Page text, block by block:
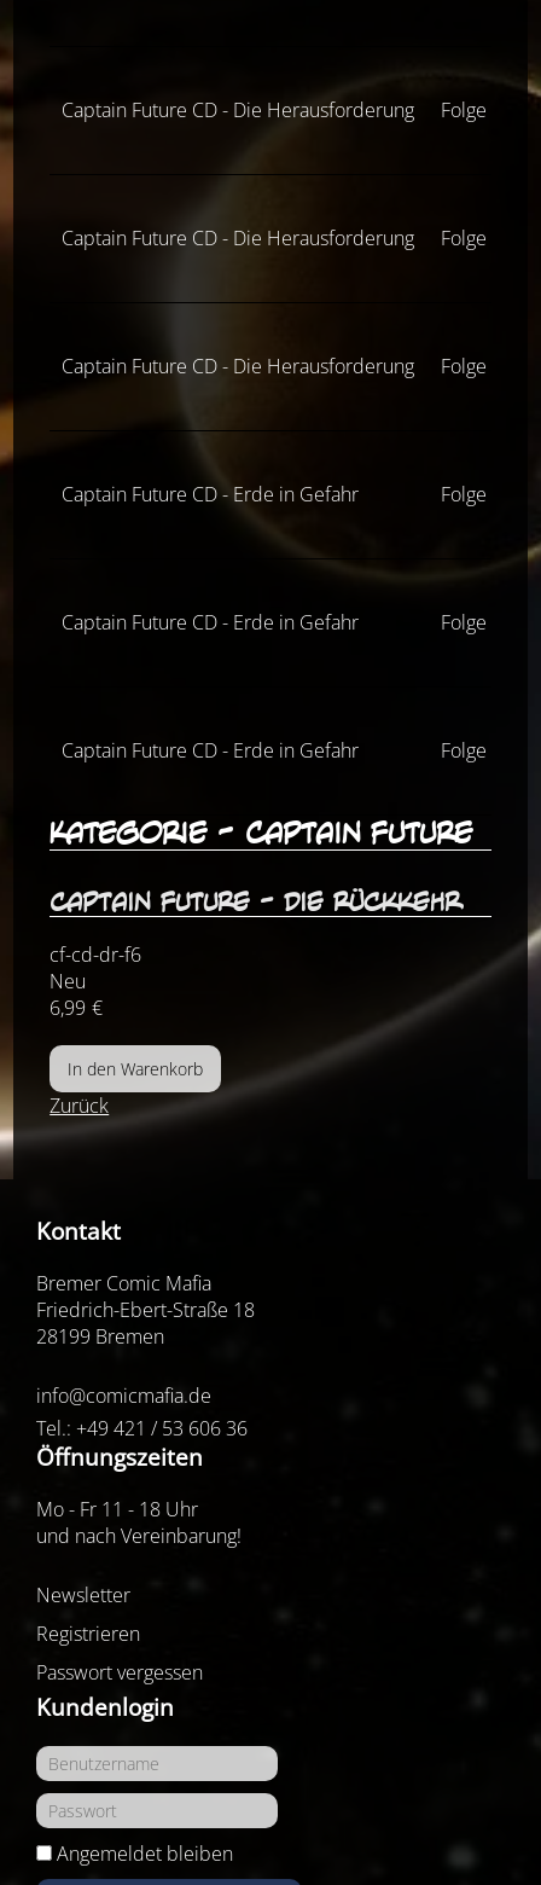
Captain Future CD - Die Herausforderung Folge 3
Captain Future CD - Die Herausforderung Folge 5
Captain Future CD - Die Herausforderung Folge 6
Captain Future CD - Erde in Gefahr Folge 4
Captain Future CD - Erde in Gefahr Folge 5
Captain Future CD - Erde in Gefahr Folge 6
Kategorie - Captain Future
Captain Future - Die Rückkehr
cf-cd-dr-f6
Neu
6,99 €
Zurück
Kontakt
Bremer Comic Mafia
Friedrich-Ebert-Straße 18
28199 Bremen
info@comicmafia.de
Tel.: +49 421 / 53 606 36
Öffnungszeiten
Mo - Fr 11 - 18 Uhr
und nach Vereinbarung!
Newsletter
Registrieren
Passwort vergessen
Kundenlogin
Angemeldet bleiben